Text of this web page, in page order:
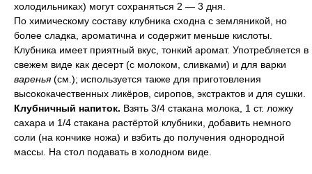
холодильниках) могут сохраняться 2 — 3 дня.
По химическому составу клубника сходна с земляникой, но
более сладка, ароматична и содержит меньше кислоты.
Клубника имеет приятный вкус, тонкий аромат. Употребляется в
свежем виде как десерт (с молоком, сливками) и для варки
варенья(см.); используется также для приготовления
высококачественных ликёров, сиропов, экстрактов и для сушки.
Клубничный напиток. Взять 3/4 стакана молока, 1 ст. ложку
сахара и 1/4 стакана растёртой клубники, добавить немного
соли (на кончике ножа) и взбить до получения однородной
массы. На стол подавать в холодном виде.